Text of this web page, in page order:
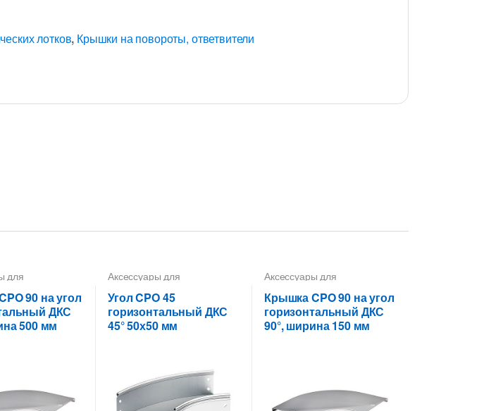
лотков, Крышки на повороты, ответвители
для
лотков
90 на угол
ДКС
500 мм
Аксессуары для
металлических лотков
для цельных,
перфорированных лотков
Угол CPO 45
горизонтальный ДКС
45° 50х50 мм
Аксессуары для
металлических лотков
Крышки на повороты,
ответвители
Крышка CPO 90 на угол
горизонтальный ДКС
90°, ширина 150 мм